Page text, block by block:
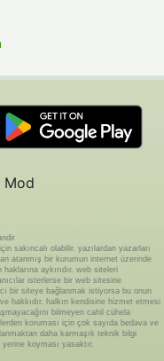
Mod
sakıncalı olabilir. yazılardan yazarları
atanmış bir kurumun internet üzerinde
aykırıdır. web siteleri
isterlerse bir web sitesine
bir siteye bağlanmak istiyorsa bu onun
hakkıdır. halkın kendisine hizmet etmesi
bilmeyen cahil cühela
koruması için çok sayıda bedava ve
daha karmaşık teknik bilgi
koyması yasaktır.